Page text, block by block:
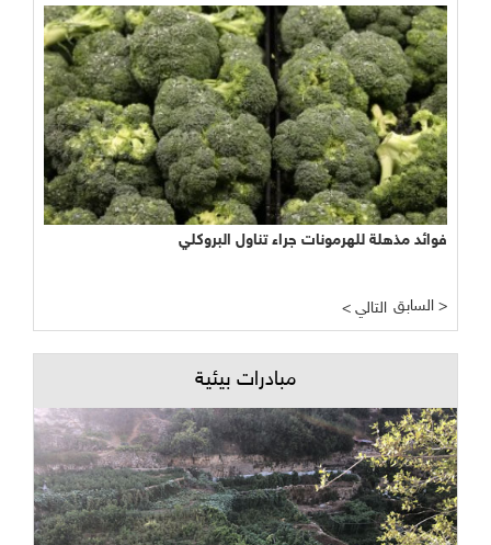
فوائد مذهلة للهرمونات جراء تناول البروكلي
< التالي السابق >
مبادرات بيئية